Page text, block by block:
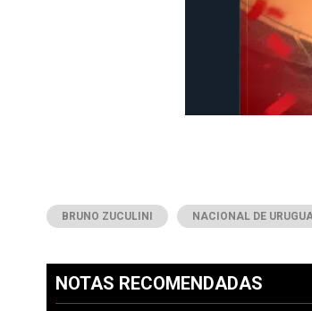
BRUNO ZUCULINI NACIONAL DE
NOTAS RECOMENDADAS